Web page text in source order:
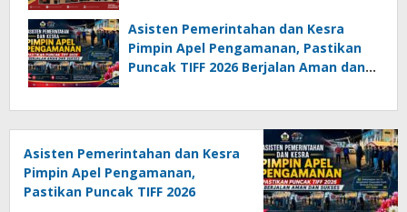
Asisten Pemerintahan dan Kesra
Pimpin Apel Pengamanan, Pastikan
Puncak TIFF 2026 Berjalan Aman dan
Asisten Pemerintahan dan Kesra
Pimpin Apel Pengamanan,
Pastikan Puncak TIFF 2026